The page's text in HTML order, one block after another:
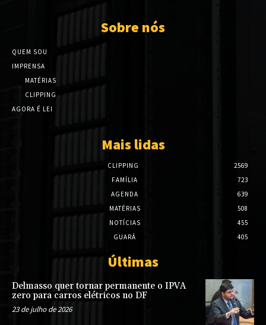
Sobre nós
QUEM SOU
IMPRENSA
MATÉRIAS
CLIPPING
AGORA É LEI
Mais lidas
CLIPPING
2569
FAMÍLIA
723
AGENDA
639
MATÉRIAS
508
NOTÍCIAS
455
GUARÁ
405
Últimas
Delmasso quer tornar permanente o IPVA
zero para carros elétricos no DF
23 de julho de 2026